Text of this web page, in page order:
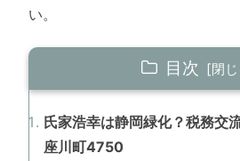
い。
目次
氏家浩幸は静岡緑化？税務交
座川町4750